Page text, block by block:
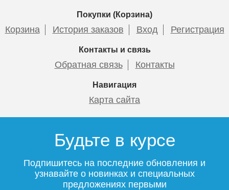
Покупки (Корзина)
Корзина История заказов Вход Регистрация
Контакты и связь
Обратная связь Контакты
Навигация
Карта сайта
Будьте в курсе
Подпишитесь на последние обновления и
узнавайте о новинках и специальных
предложениях первыми